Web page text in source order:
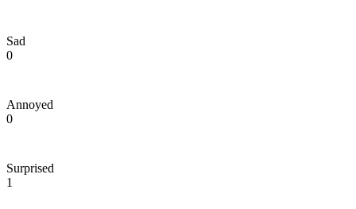
Sad
0
Annoyed
0
Surprised
1